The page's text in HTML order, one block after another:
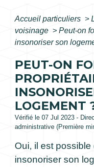
Accueil particuliers >
voisinage > Peut-on
insonoriser son
PEUT-ON
LOGEMENT
Vérifié le 07 Jul 2023 -
administrative (Première
Oui, il est
insonoriser son